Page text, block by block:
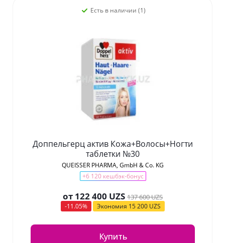
Есть в наличии (1)
Доппельгерц актив Кожа+Волосы+Ногти
таблетки №30
QUEISSER PHARMA, GmbH & Co. KG
+6 120 кешбэк-бонус
от 122 400 UZS 137 600 UZS
-11.05% Экономия 15 200 UZS
Купить